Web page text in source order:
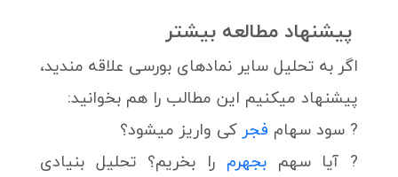
پیشنهاد مطالعه بیشتر
اگر به تحلیل سایر نمادهای بورسی علاقه مندید،
پیشنهاد میکنیم این مطالب را هم بخوانید:
? سود سهام فجر کی واریز میشود؟
? آیا سهمبجهرم را بخریم؟ تحلیل بنیادی